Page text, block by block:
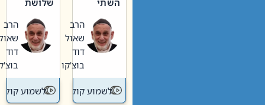
וערב של
חיינו
הרב
שאול
דוד
בוצ'קו
לשמוע קול תורה – מדרש
האבות
הרב
שאול
דוד
בוצ'קו
לשמוע קול